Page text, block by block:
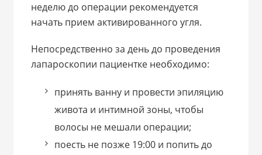
неделю до операции рекомендуется
начать прием активированного угля.
Непосредственно за день до проведения
лапароскопии пациентке необходимо:
принять ванну и провести эпиляцию
живота и интимной зоны, чтобы
волосы не мешали операции;
поесть не позже 19:00 и попить до